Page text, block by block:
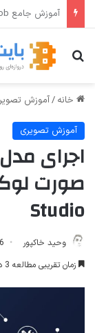
ترفندهای Copilot برای کار و افزایش بهره‌وری
جستجو برای
خانه /آموزش
آموزش تصویری
اجرای
Studio
وحید خاکپور 16
زمان تقریبی مطالعه 3 دقیقه